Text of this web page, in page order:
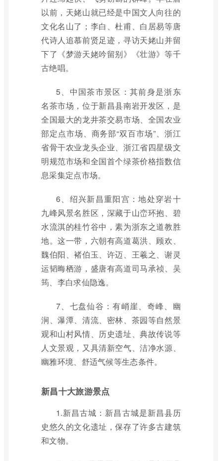
以前，天姥山就已经是中国文人向往的
文化名山了；李白、杜甫、白居易等唐
代诗人追慕前贤足迹，寻访天姥山并留
下了《梦游天姥吟留别》《壮游》等千
古绝唱。
5、中国茶市景区：其前身是浙东
名茶市场，位于新昌县南岩开发区，是
全国最大的龙井茶交易市场、全国农业
部定点市场、商务部“双百市场”、浙江
省骨干农业龙头企业、浙江省四星级文
明规范市场和全国首个绿茶价格指数信
息采集定点市场。
6、绍兴新昌重阳宫：地处穿岩十
九峰风景名胜区，深藏于山峦环抱、碧
水流淇的桂竹谷中，素为浙东之道教胜
地。这一带，六朝有高道葛洪、顾欢、
魏伯阳、褚伯玉、许迈、王羲之、谢灵
运韬晦栖游，盛唐有高道司马承祯、吴
筠、李白求仙隐逸。
7、七盘仙谷：有峭崖、奇峰、幽
涧、瀑潭、清流、密林、茶园等自然景
观和山村风情、历史遗址、典故传说等
人文景观，又具清新空气、洁净水源、
幽雅环境、舒适气候等生态条件。
新昌十大旅游景点
1.新昌古城：新昌古城是新昌县历
史悠久的文化遗址，保存了许多古建筑
和文物。